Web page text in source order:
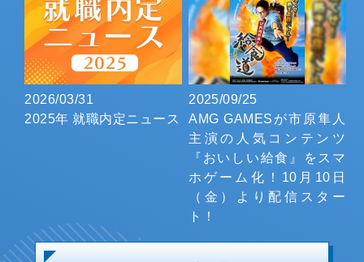
2026/03/31
2025年 就職内定ニュース
2025/09/25
AMG GAMESが市原隼人
主演の人気コンテンツ
『おいしい給食』をスマ
ホゲーム化！10月10日
（金）より配信スター
ト！